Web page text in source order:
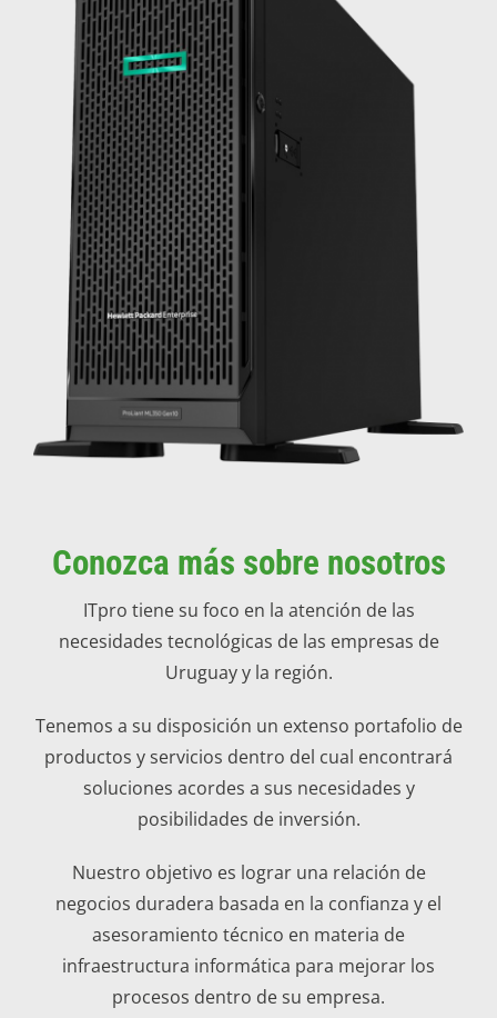
Conozca más sobre nosotros
ITpro tiene su foco en la atención de las
necesidades tecnológicas de las empresas de
Uruguay y la región.
Tenemos a su disposición un extenso portafolio de
productos y servicios dentro del cual encontrará
soluciones acordes a sus necesidades y
posibilidades de inversión.
Nuestro objetivo es lograr una relación de
negocios duradera basada en la confianza y el
asesoramiento técnico en materia de
infraestructura informática para mejorar los
procesos dentro de su empresa.